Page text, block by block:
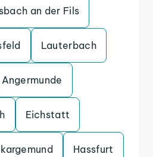
an der Fils
Lauterbach
Angermunde
Eichstatt
Hassfurt